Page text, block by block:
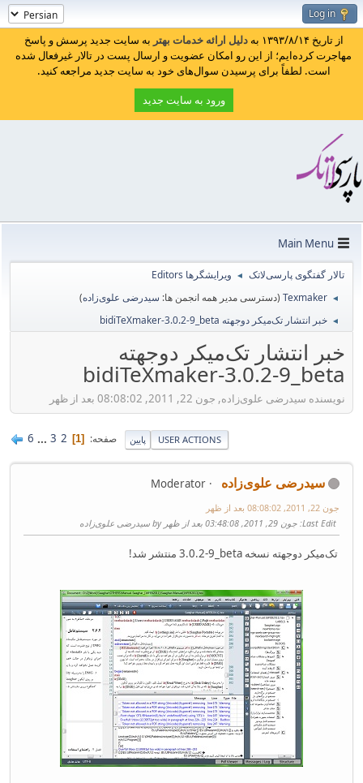
Log in
از تاریخ ۱۳۹۳/۸/۱۴ به دلیل ارائه خدمات بهتر به سایت جدید پرسش و پاسخ
مهاجرت کرده‌ایم؛ از این رو امکان عضویت و ارسال پست در تالار غیرفعال شده
است. لطفاً برای پرسیدن سوال‌های خود به سایت جدید مراجعه کنید.
ورود به سایت جدید
Main Menu
تالار گفتگوی پارسی‌لاتک ◄ ویرایشگرها Editors
◄
Texmaker (دسترسی مدیر همه انجمن ها: سیدرضی علوی‌زاده)
◄ خبر انتشار تک‌میکر دوجهته bidiTeXmaker-3.0.2-9_beta
خبر انتشار تک‌میکر دوجهته
bidiTeXmaker-3.0.2-9_beta
نویسنده سیدرضی علوی‌زاده, جون 22, 2011, 08:08:02 بعد از ظهر
پایین صفحه 1
2
3
...
6 USER ACTIONS
سیدرضی علوی‌زاده Moderator
جون 22, 2011, 08:08:02 بعد از ظهر
Last Edit: جون 29, 2011, 03:48:08 بعد از ظهر by سیدرضی علوی‌زاده
تک‌میکر دوجهته نسخه 3.0.2‎-9_beta منتشر شد!